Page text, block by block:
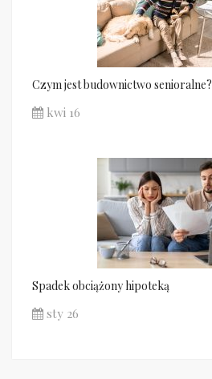
Czym jest budownictwo senioralne?
kwi 16
Spadek obciążony hipoteką
sty 26